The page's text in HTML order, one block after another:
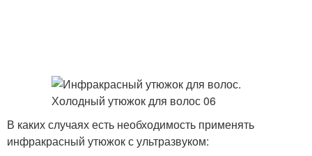
В каких случаях есть необходимость применять
инфракрасный утюжок с ультразвуком: